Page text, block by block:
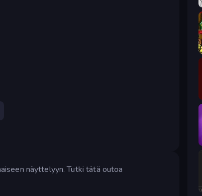
näyttelyyn. Tutki tätä outoa